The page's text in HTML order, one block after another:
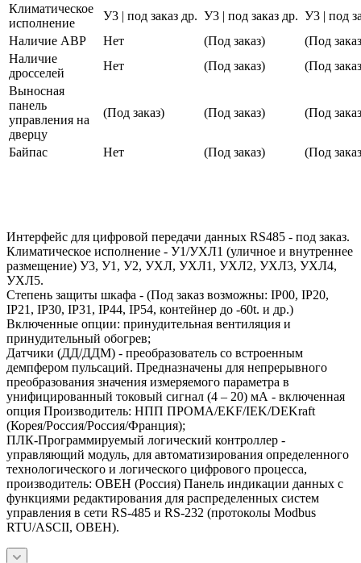
Климатическое
исполнение
У3 | под заказ др. У3 | под заказ др. У3 | под
Наличие АВР
Нет (Под заказ)
(Под
Наличие
дросселей
Нет (Под заказ)
(Под
Выносная
панель
управления на
дверцу
(Под заказ) (Под заказ) (Под
Байпас Нет (Под заказ) (Под
Интерфейс для цифровой передачи данных RS485 - под заказ.
Климатическое исполнение - У1/УХЛ1 (уличное и внутреннее
размещение) У3, У1, У2, УХЛ, УХЛ1, УХЛ2, УХЛ3, УХЛ4,
УХЛ5.
Степень защиты шкафа - (Под заказ возможны: IP00, IP20,
IP21, IP30, IP31, IP44, IP54, контейнер до -60t. и др.)
Включенные опции: принудительная вентиляция и
принудительный обогрев;
Датчики (ДД/ДДМ) - преобразователь со встроенным
демпфером пульсаций. Предназначены для непрерывного
преобразования значения измеряемого параметра в
унифицированный токовый сигнал (4 – 20) мА - включенная
опция Производитель: НПП ПРОМА/EKF/IEK/DEKraft
(Корея/Россия/Россия/Франция);
ПЛК-Программируемый логический контроллер -
управляющий модуль, для автоматизирования определенного
технологического и логического цифрового процесса,
производитель: ОВЕН (Россия) Панель индикации данных с
функциями редактирования для распределенных систем
управления в сети RS-485 и RS-232 (протоколы Modbus
RTU/ASCII, ОВЕН).